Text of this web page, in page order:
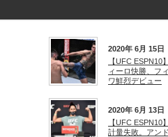
2020年 6月 15日
【UFC
ィーロ快勝、フ
ワ鮮烈デビュー
2020年 6月 13日
【UFC ESPN10
計量失敗。アン